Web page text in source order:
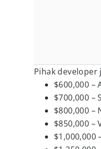
Pihak
$600,000
$700,000 –
$800,000
$850,000 –
$1,000,000